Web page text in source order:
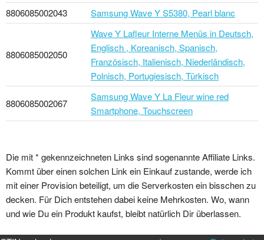
8806085002043
Samsung Wave Y S5380, Pearl blanc
8806085002050
Wave Y Lafleur Interne Menüs in Deutsch,
Englisch , Koreanisch, Spanisch,
Französisch, Italienisch, Niederländisch,
Polnisch, Portugiesisch, Türkisch
8806085002067
Samsung Wave Y La Fleur wine red
Smartphone, Touchscreen
Die mit * gekennzeichneten Links sind sogenannte Affiliate Links.
Kommt über einen solchen Link ein Einkauf zustande, werde ich
mit einer Provision beteiligt, um die Serverkosten ein bisschen zu
decken. Für Dich entstehen dabei keine Mehrkosten. Wo, wann
und wie Du ein Produkt kaufst, bleibt natürlich Dir überlassen.